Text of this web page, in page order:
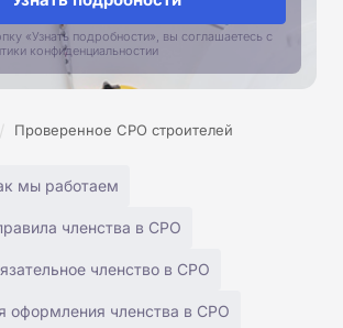
«Узнать подробности», вы соглашаетесь с
конфиденциальностии
/ Проверенное СРО строителей
мы работаем
членства в СРО
членство в СРО
оформления членства в СРО